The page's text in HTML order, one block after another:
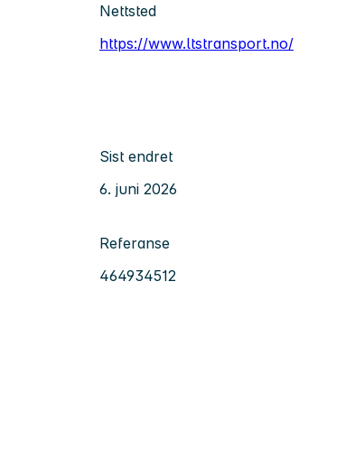
Nettsted
https://www.ltstransport.no/
Sist endret
6. juni 2026
Referanse
464934512